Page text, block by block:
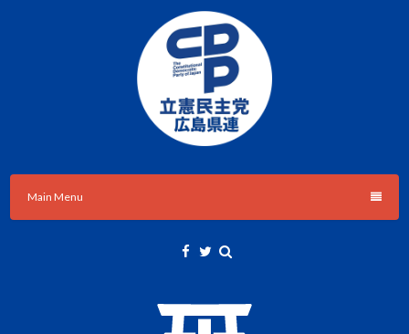
立憲民主党広島県総支部連合会
Main Menu